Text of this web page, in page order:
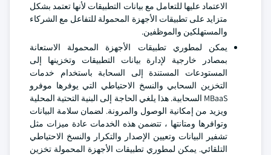
الاعتماد عليها للتعامل مع بيانات التطبيقات لأنها تعتمد بشكل
متزايد على تطبيقات الأجهزة المحمولة للتفاعل مع الشركاء
والمستهلكين والموظفين.
يمكن لمطوري تطبيقات الأجهزة المحمولة الاستعانة
بمصادر خارجية لإدارة بيانات التطبيقات وتخزينها إلى
المستودعات المستندة إلى السحابة باستخدام خدمات
التخزين السحابي والنسخ الاحتياطي التي يوفرها موفرو
MBaaS السحابية. هذا يلغي الحاجة إلى البنية التحتية المحلية
ويزيد من إمكانية الوصول والمرونة. لضمان سلامة البيانات
وتوافرها ومتانتها ، تتضمن هذه الخدمات عادة ميزات مثل
تشفير البيانات وتعيين الإصدار والتكرار والنسخ الاحتياطي
التلقائي. يمكن لمطوري تطبيقات الأجهزة المحمولة تخزين